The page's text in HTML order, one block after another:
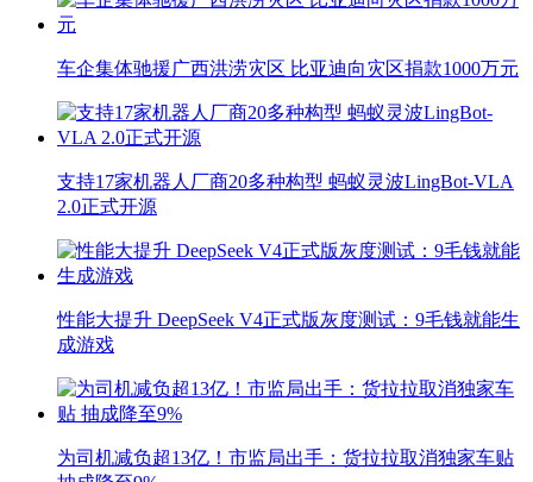
车企集体驰援广西洪涝灾区 比亚迪向灾区捐款1000万元
支持17家机器人厂商20多种构型 蚂蚁灵波LingBot-VLA
2.0正式开源
性能大提升 DeepSeek V4正式版灰度测试：9毛钱就能生
成游戏
为司机减负超13亿！市监局出手：货拉拉取消独家车贴